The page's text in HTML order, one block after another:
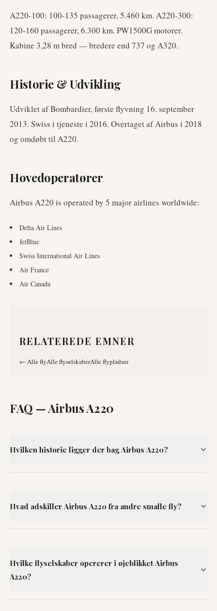
A220-100: 100-135 passagerer, 5.460 km. A220-300:
120-160 passagerer, 6.300 km. PW1500G motorer.
Kabine 3,28 m bred — bredere end 737 og A320.
Historie & Udvikling
Udviklet af Bombardier, første flyvning 16. september
2013. Swiss i tjeneste i 2016. Overtaget af Airbus i 2018
og omdøbt til A220.
Hovedoperatører
Airbus A220 is operated by 5 major airlines worldwide:
Delta Air Lines
JetBlue
Swiss International Air Lines
Air France
Air Canada
RELATEREDE EMNER
← Alle flyAlle flyselskaberAlle flypladser
FAQ —Airbus A220
Hvilken historie ligger der bag Airbus A220?
Hvad adskiller Airbus A220 fra andre smalle fly?
Hvilke flyselskaber opererer i øjeblikket Airbus
A220?